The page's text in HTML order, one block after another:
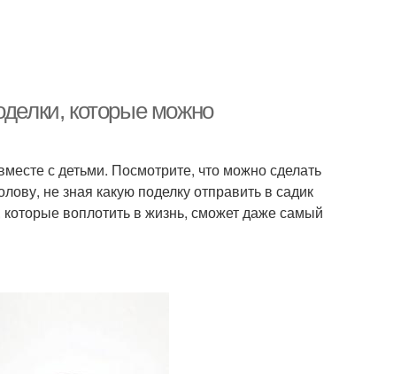
которые можно
с детьми. Посмотрите, что можно сделать
не зная какую поделку отправить в садик
воплотить в жизнь, сможет даже самый